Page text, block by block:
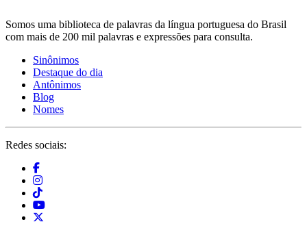
Somos uma biblioteca de palavras da língua portuguesa do Brasil
com mais de 200 mil palavras e expressões para consulta.
Sinônimos
Destaque do dia
Antônimos
Blog
Nomes
Redes sociais: